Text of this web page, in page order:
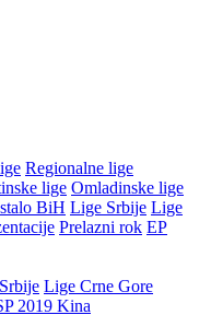
Regionalne lige
lige Omladinske lige
BiH Lige Srbije Lige
Prelazni rok EP
Lige Crne Gore
2019 Kina